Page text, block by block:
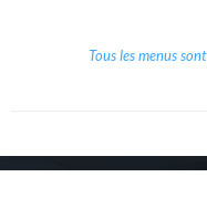
Tous les menus